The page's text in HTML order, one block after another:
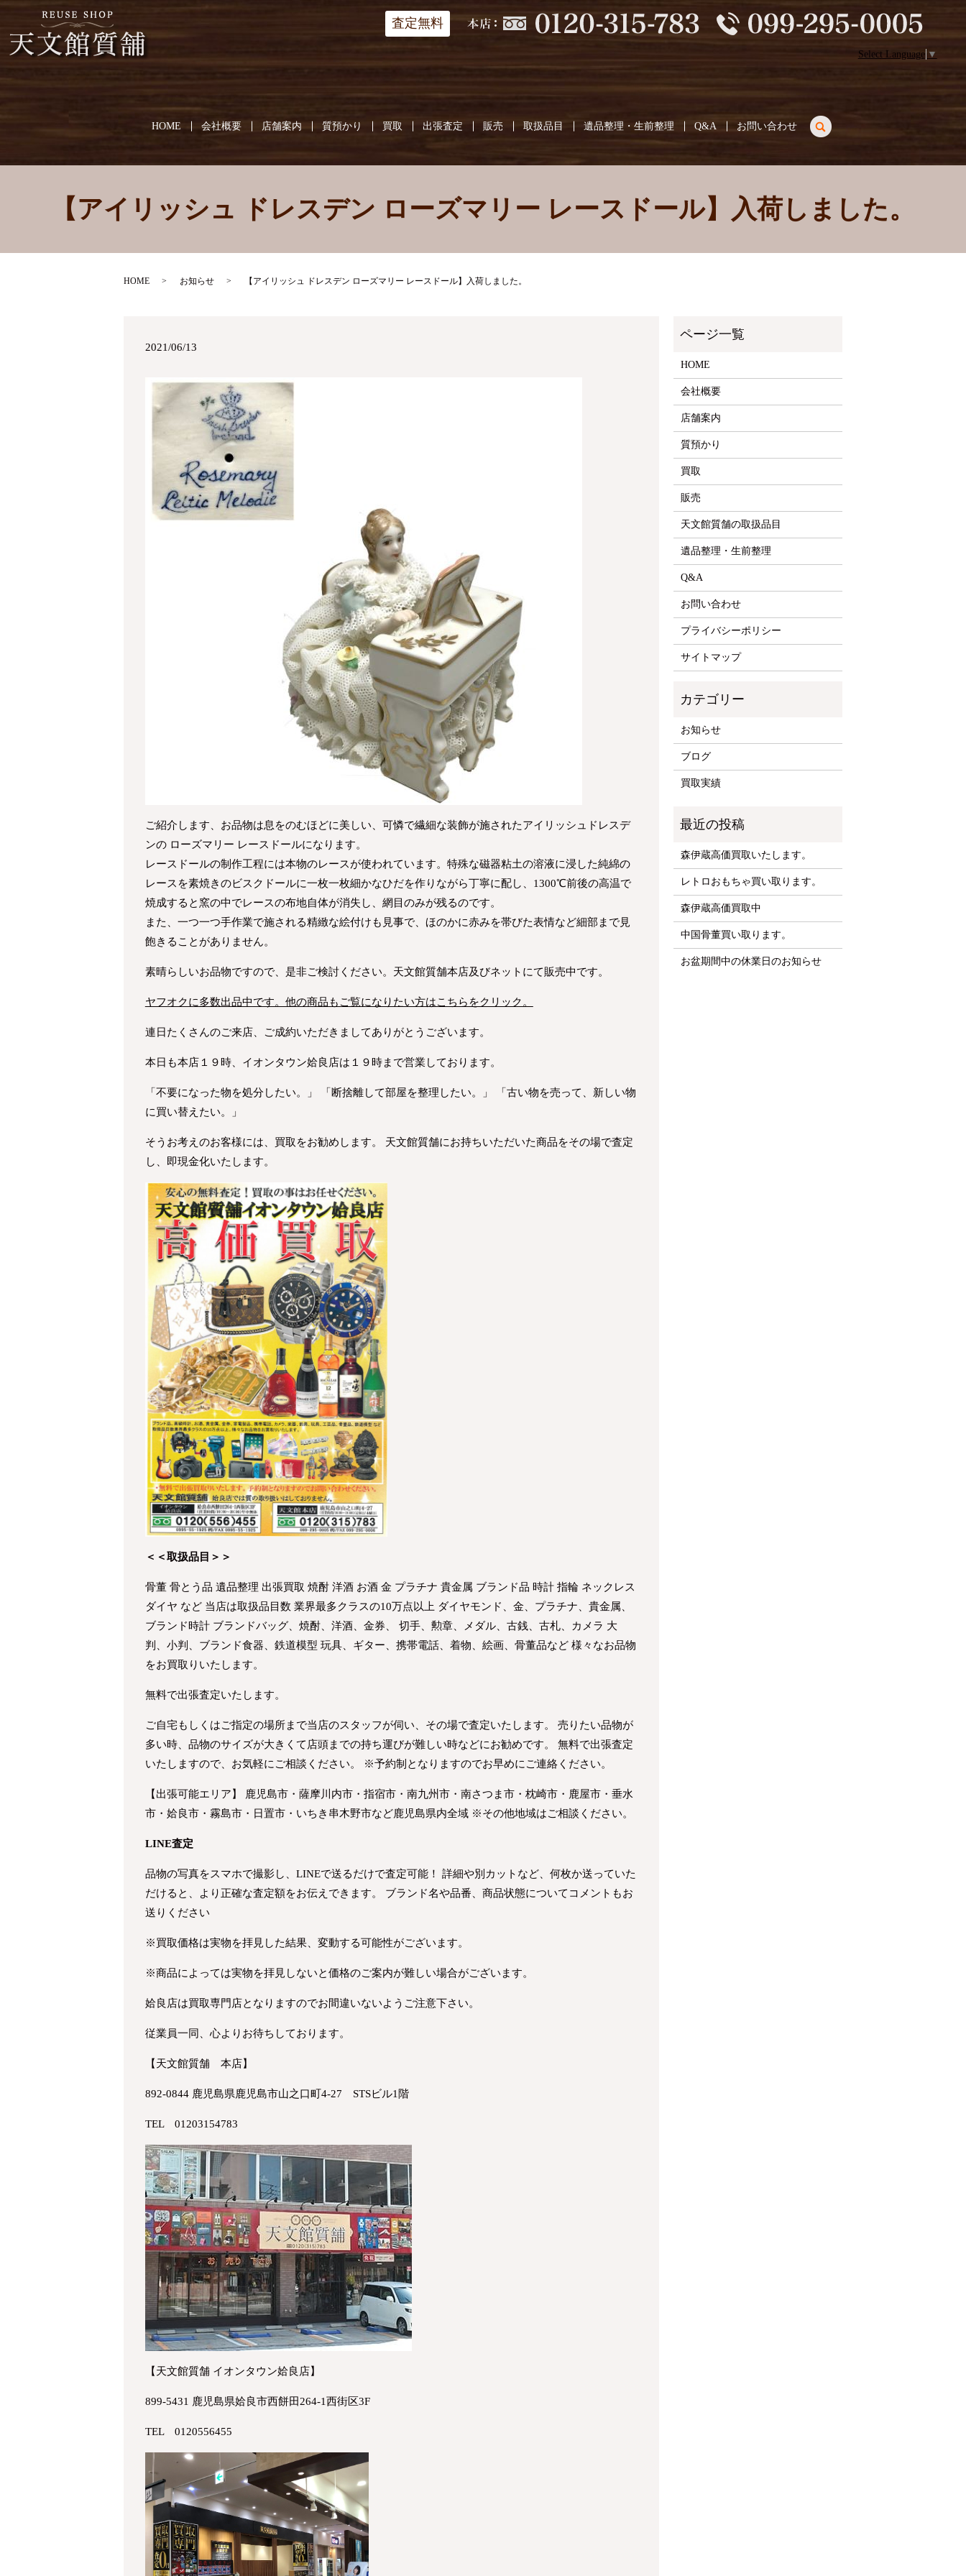
HOME 会社概要 店舗案内 質預かり 買取 出張査定 販売 取扱品目 遺品整理・生前整理 Q&A お問い合わせ search
査定無料
Select Language ▼
【アイリッシュ ドレスデン ローズマリー レースドール】入荷しました。
HOME お知らせ 【アイリッシュ ドレスデン ローズマリー レースドール】入荷しました。
2021/06/13
ご紹介します、お品物は息をのむほどに美しい、可憐で繊細な装飾が施されたアイリッシュドレスデ
ンの ローズマリー レースドールになります。
レースドールの制作工程には本物のレースが使われています。特殊な磁器粘土の溶液に浸した純綿の
レースを素焼きのビスクドールに一枚一枚細かなひだを作りながら丁寧に配し、1300℃前後の高温で
焼成すると窯の中でレースの布地自体が消失し、網目のみが残るのです。
また、一つ一つ手作業で施される精緻な絵付けも見事で、ほのかに赤みを帯びた表情など細部まで見
飽きることがありません。
素晴らしいお品物ですので、是非ご検討ください。天文館質舗本店及びネットにて販売中です。
ヤフオクに多数出品中です。他の商品もご覧になりたい方はこちらをクリック。
連日たくさんのご来店、ご成約いただきましてありがとうございます。
本日も本店１９時、イオンタウン姶良店は１９時まで営業しております。
「不要になった物を処分したい。」 「断捨離して部屋を整理したい。」 「古い物を売って、新しい物
に買い替えたい。」
そうお考えのお客様には、買取をお勧めします。 天文館質舗にお持ちいただいた商品をその場で査定
し、即現金化いたします。
＜＜取扱品目＞＞
骨董 骨とう品 遺品整理 出張買取 焼酎 洋酒 お酒 金 プラチナ 貴金属 ブランド品 時計 指輪 ネックレス
ダイヤ など 当店は取扱品目数 業界最多クラスの10万点以上 ダイヤモンド、金、プラチナ、貴金属、
ブランド時計 ブランドバッグ、焼酎、洋酒、金券、 切手、勲章、メダル、古銭、古札、カメラ 大
判、小判、ブランド食器、鉄道模型 玩具、ギター、携帯電話、着物、絵画、骨董品など 様々なお品物
をお買取りいたします。
無料で出張査定いたします。
ご自宅もしくはご指定の場所まで当店のスタッフが伺い、その場で査定いたします。 売りたい品物が
多い時、品物のサイズが大きくて店頭までの持ち運びが難しい時などにお勧めです。 無料で出張査定
いたしますので、お気軽にご相談ください。 ※予約制となりますのでお早めにご連絡ください。
【出張可能エリア】 鹿児島市・薩摩川内市・指宿市・南九州市・南さつま市・枕崎市・鹿屋市・垂水
市・姶良市・霧島市・日置市・いちき串木野市など鹿児島県内全域 ※その他地域はご相談ください。
LINE査定
品物の写真をスマホで撮影し、LINEで送るだけで査定可能！ 詳細や別カットなど、何枚か送っていた
だけると、より正確な査定額をお伝えできます。 ブランド名や品番、商品状態についてコメントもお
送りください
※買取価格は実物を拝見した結果、変動する可能性がございます。
※商品によっては実物を拝見しないと価格のご案内が難しい場合がございます。
姶良店は買取専門店となりますのでお間違いないようご注意下さい。
従業員一同、心よりお待ちしております。
【天文館質舗 本店】
892-0844 鹿児島県鹿児島市山之口町4-27 STSビル1階
TEL 01203154783
【天文館質舗 イオンタウン姶良店】
899-5431 鹿児島県姶良市西餅田264-1西街区3F
TEL 0120556455
HOME
会社概要
店舗案内
質預かり
買取
販売
天文館質舗の取扱品目
遺品整理・生前整理
Q&A
お問い合わせ
プライバシーポリシー
サイトマップ
お知らせ
ブログ
買取実績
森伊蔵高価買取いたします。
レトロおもちゃ買い取ります。
森伊蔵高価買取中
中国骨董買い取ります。
お盆期間中の休業日のお知らせ